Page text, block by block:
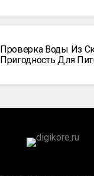
Проверка Воды Из
Пригодность Для